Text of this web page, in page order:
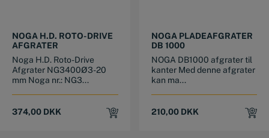
NOGA H.D. ROTO-DRIVE
AFGRATER
Noga H.D. Roto-Drive
Afgrater NG3400Ø3-20
mm Noga nr.: NG3...
374,00 DKK
NOGA PLADEAFGRATER
DB 1000
NOGA DB1000 afgrater til
kanter Med denne afgrater
kan ma...
210,00 DKK